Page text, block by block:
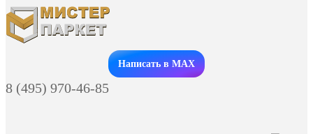
Заказать звонок
Написать в MAX
8 (495) 970-46-85